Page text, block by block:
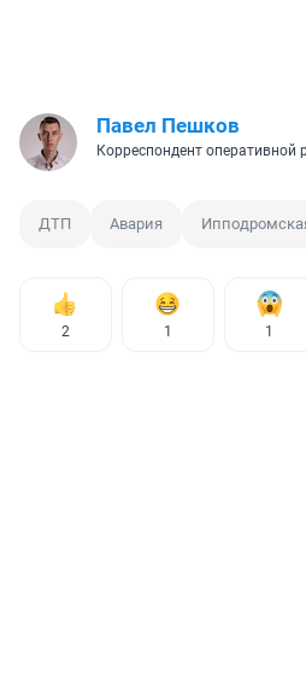
Павел Пешков
Корреспондент оперативной
ДТП Авария
2 1 1